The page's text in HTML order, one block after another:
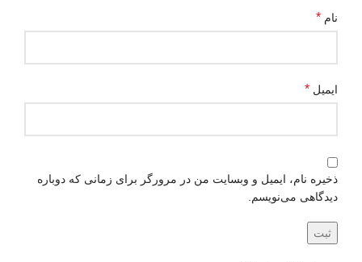
نام *
ایمیل *
ذخیره نام، ایمیل و وبسایت من در مرورگر برای زمانی که دوباره
دیدگاهی می‌نویسم.